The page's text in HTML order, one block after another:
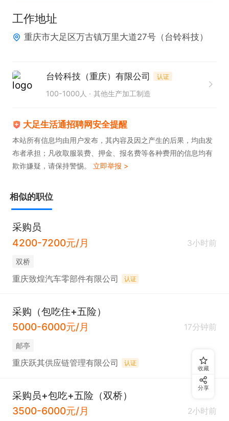
6、领导安排的其他工作。
任职要求：
类物资采购工作经验者优先；
2、具备良好的职业道德，沟通、谈判能力强；
4、熟练使用办公软件。
工作地址
重庆市大足区万古镇万里大道27号（台铃科技）
台铃科技（重庆）有限公司 认证
100-1000人 其他生产加工制造
大足生活通招聘网安全提醒
本站所有信息均由用户发布，其内容及因之产生的后果，均由发
布者承担；凡收取服装费、押金、报名费等各种费用的信息均有
欺诈嫌疑，请保持警惕。 立即举报 >
相似的职位
采购员
4200-7200元/月
3小时前
双桥
重庆致煌汽车零部件有限公司 认证
采购（包吃住+五险）
5000-6000元/月
17分钟前
邮亭
重庆跃其供应链管理有限公司 认证
采购员+包吃+五险（双桥）
3500-6000元/月
2小时前
收藏
分享